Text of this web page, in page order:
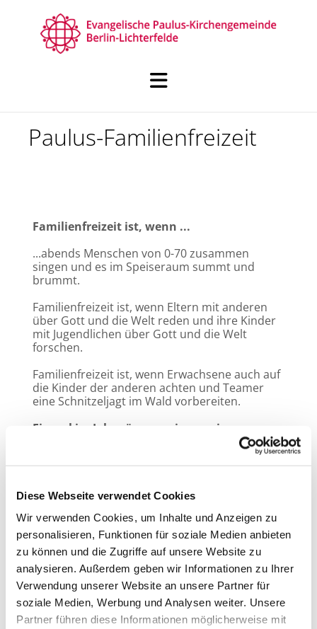
Diese Webseite verwendet Cookies
Wir verwenden Cookies, um Inhalte und Anzeigen zu
personalisieren, Funktionen für soziale Medien anbieten
zu können und die Zugriffe auf unsere Website zu
analysieren. Außerdem geben wir Informationen zu Ihrer
Verwendung unserer Website an unsere Partner für
soziale Medien, Werbung und Analysen weiter. Unsere
Partner führen diese Informationen möglicherweise mit
Paulus-Familienfreizeit
Familienfreizeit ist, wenn ...
...abends Menschen von 0-70 zusammen
singen und es im Speiseraum summt und
brummt.
Familienfreizeit ist, wenn Eltern mit anderen
über Gott und die Welt reden und ihre Kinder
mit Jugendlichen über Gott und die Welt
forschen.
Familienfreizeit ist, wenn Erwachsene auch auf
die Kinder der anderen achten und Teamer
eine Schnitzeljagt im Wald vorbereiten.
Einmal im Jahr gönnen wir uns eine
Familienfreizeit im Berliner Umland - so
vom 02. bis 04. Oktober in der
Hier zu den Details und zum Anmeldelink
Anmelden ansonsten unter meister@paulus-
lichterfelde.de
Eure Diakonin Carola Meister.